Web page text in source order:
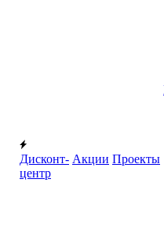
Дисконт-
центр
Акции Проекты